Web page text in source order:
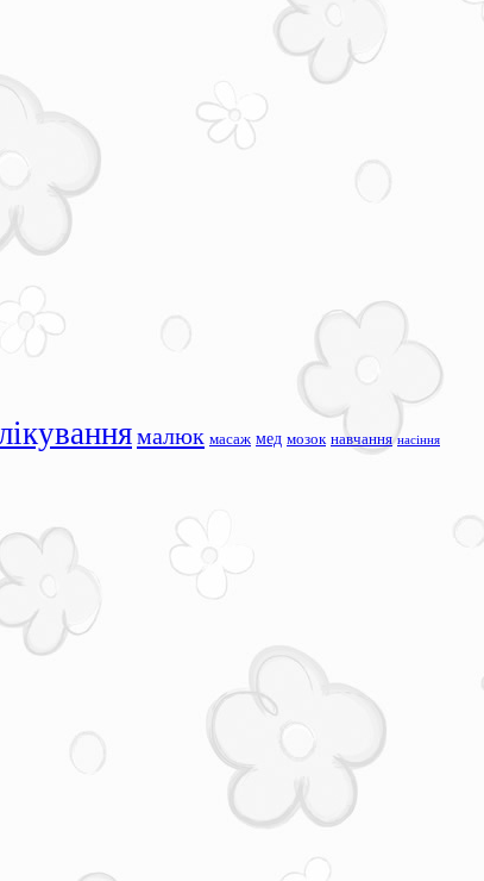
малюк масаж мед мозок навчання насіння